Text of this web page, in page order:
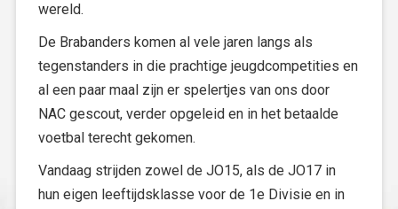
wereld.
De Brabanders komen al vele jaren langs als
tegenstanders in die prachtige jeugdcompetities en
al een paar maal zijn er spelertjes van ons door
NAC gescout, verder opgeleid en in het betaalde
voetbal terecht gekomen.
Vandaag strijden zowel de JO15, als de JO17 in
hun eigen leeftijdsklasse voor de 1e Divisie en in